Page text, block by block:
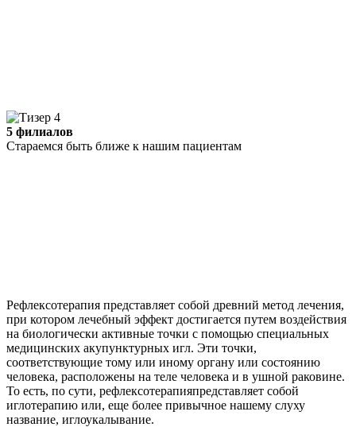
5 филиалов
Стараемся быть ближе к нашим пациентам
Рефлексотерапия представляет собой древний метод лечения,
при котором лечебный эффект достигается путем воздействия
на биологически активные точки с помощью специальных
медицинских акупунктурных игл. Эти точки,
соответствующие тому или иному органу или состоянию
человека, расположены на теле человека и в ушной раковине.
То есть, по сути, рефлексотерапияпредставляет собой
иглотерапию или, еще более привычное нашему слуху
название, иглоукалывание.